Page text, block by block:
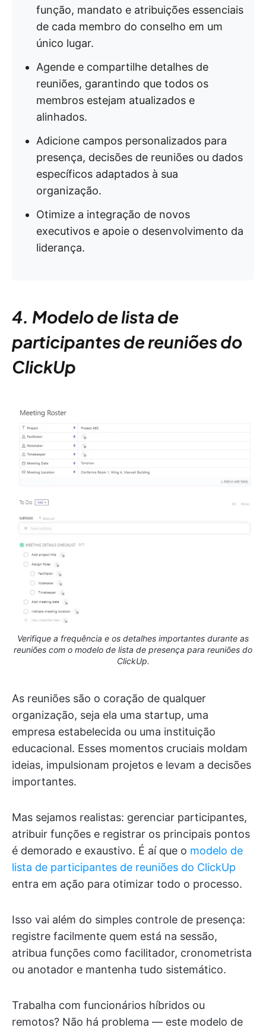
função, mandato e atribuições essenciais
de cada membro do conselho em um
único lugar.
Agende e compartilhe detalhes de
reuniões, garantindo que todos os
membros estejam atualizados e
alinhados.
Adicione campos personalizados para
presença, decisões de reuniões ou dados
específicos adaptados à sua
organização.
Otimize a integração de novos
executivos e apoie o desenvolvimento da
liderança.
4. Modelo de lista de
participantes de reuniões do
ClickUp
Verifique a frequência e os detalhes importantes durante as
reuniões com o modelo de lista de presença para reuniões do
ClickUp.
As reuniões são o coração de qualquer
organização, seja ela uma startup, uma
empresa estabelecida ou uma instituição
educacional. Esses momentos cruciais moldam
ideias, impulsionam projetos e levam a decisões
importantes.
Mas sejamos realistas: gerenciar participantes,
atribuir funções e registrar os principais pontos
é demorado e exaustivo. É aí que o modelo de
lista de participantes de reuniões do ClickUp
entra em ação para otimizar todo o processo.
Isso vai além do simples controle de presença:
registre facilmente quem está na sessão,
atribua funções como facilitador, cronometrista
ou anotador e mantenha tudo sistemático.
Trabalha com funcionários híbridos ou
remotos? Não há problema — este modelo de